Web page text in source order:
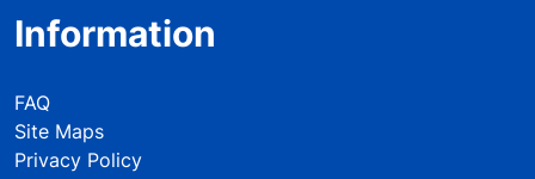
Information
FAQ
Site Maps
Privacy Policy